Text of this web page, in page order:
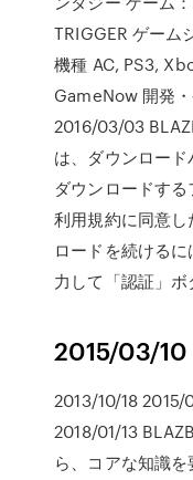
TRIGGER ゲーム
機種 AC, PS3,
GameNow 開発
2016/03/03
は、ダウンロード
ダウンロードする
利用規約に同意
ロードを続ける
力して「認証」ボ
2015/03/10
2013/10/18
2018/01/13
ら、コアな知識を